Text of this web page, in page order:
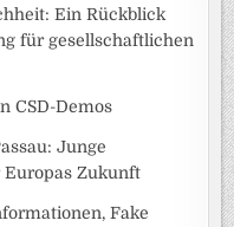
Ein Rückblick
für gesellschaftlichen
CSD-Demos
Junge
Zukunft
Fake